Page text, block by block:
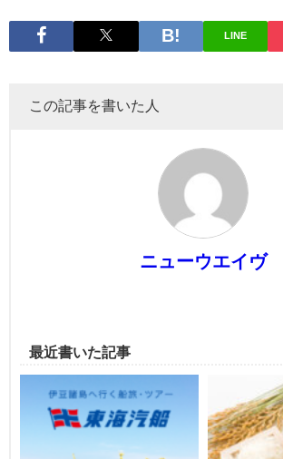
LINE
この記事を書いた人
ニューウエイヴ
最近書いた記事